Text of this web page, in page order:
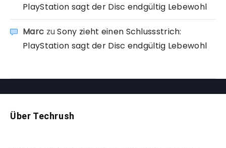
PlayStation sagt der Disc endgültig Lebewohl
Marc zuSony zieht einen Schlussstrich:
PlayStation sagt der Disc endgültig Lebewohl
Über Techrush